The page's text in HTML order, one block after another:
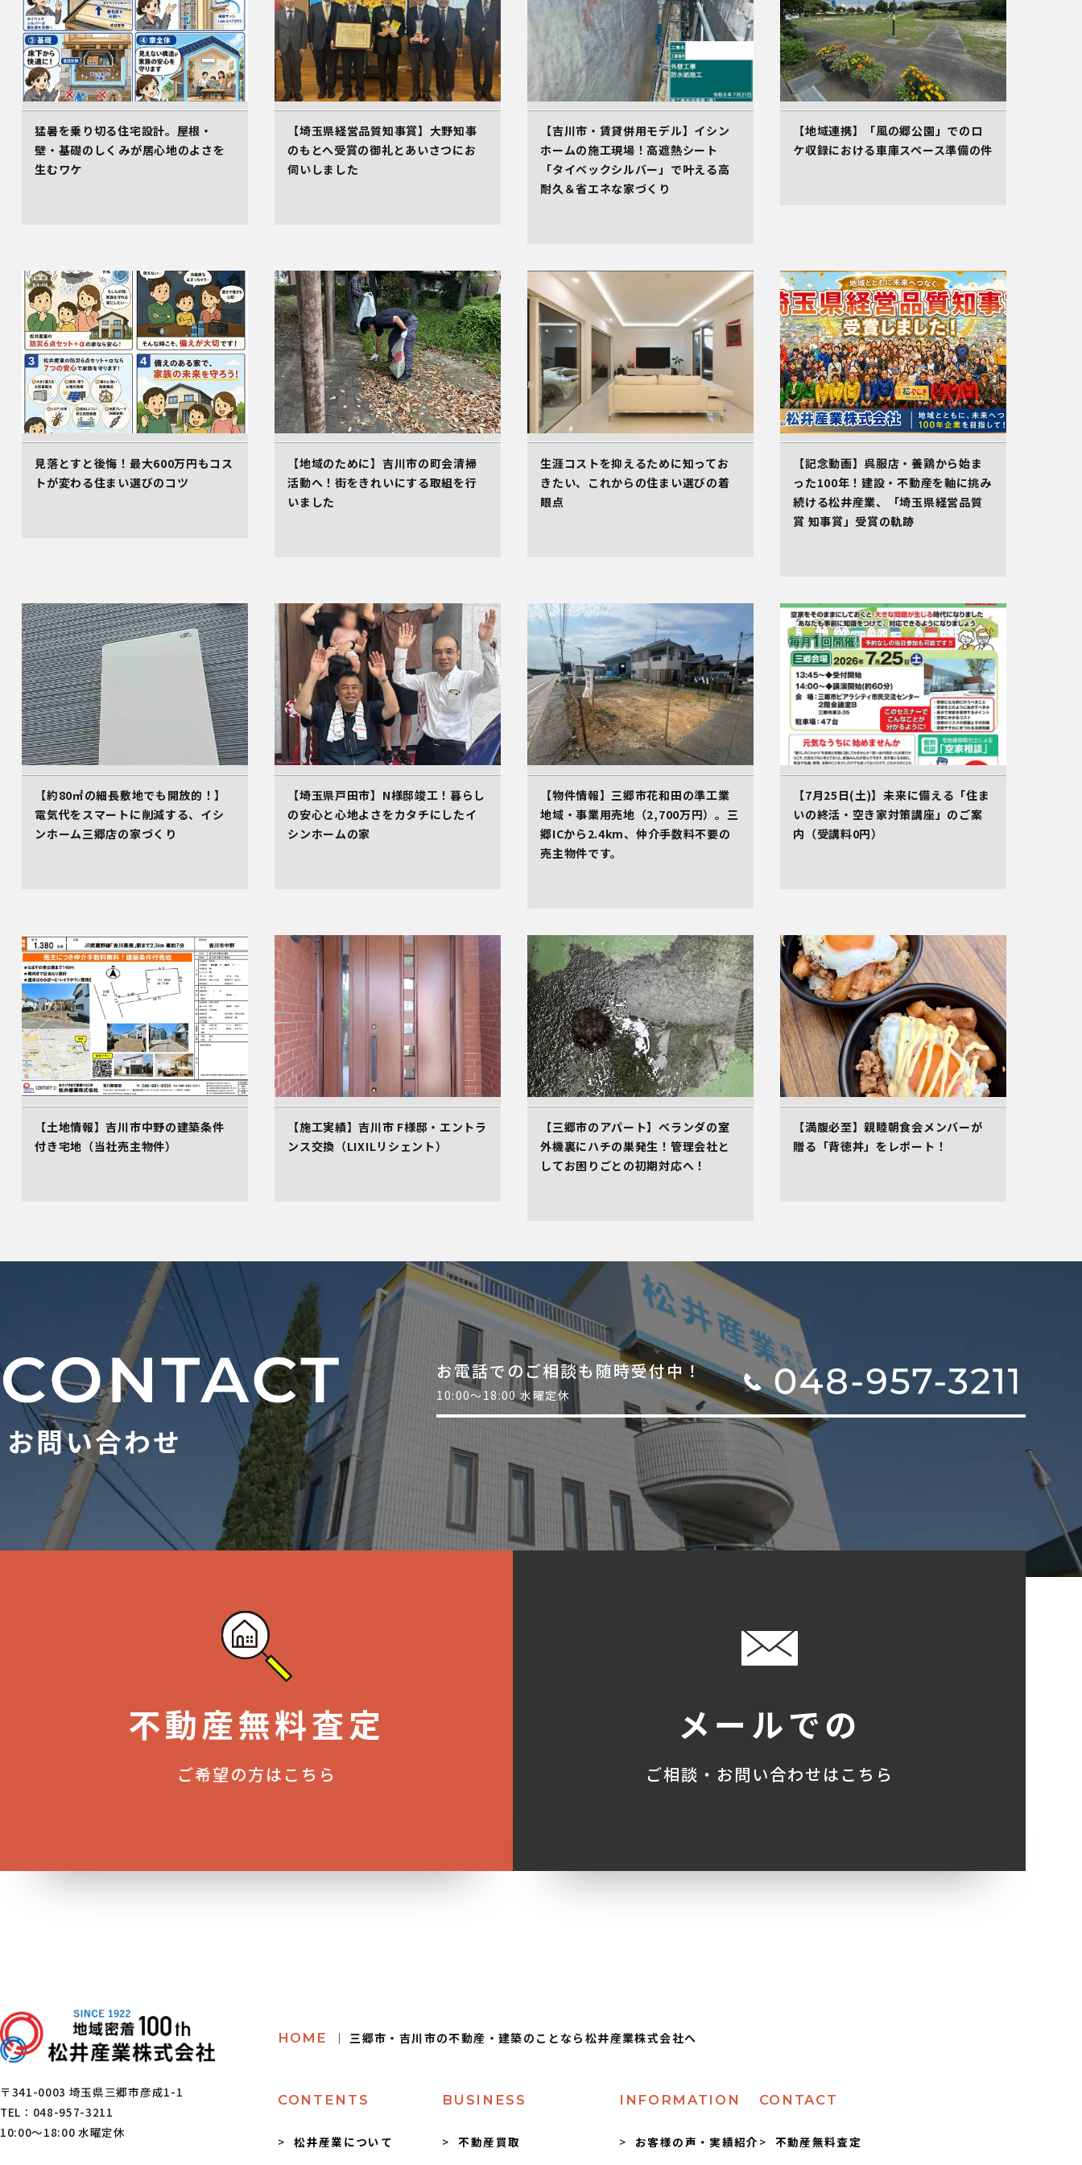
猛暑を乗り切る住宅設計。屋根・
壁・基礎のしくみが居心地のよさを
生むワケ
【埼玉県経営品質知事賞】大野知事
のもとへ受賞の御礼とあいさつにお
伺いしました
【吉川市・賃貸併用モデル】イシン
ホームの施工現場！高遮熱シート
「タイベックシルバー」で叶える高
耐久＆省エネな家づくり
【地域連携】「風の郷公園」でのロ
ケ収録における車庫スペース準備の件
見落とすと後悔！最大600万円もコス
トが変わる住まい選びのコツ
【地域のために】吉川市の町会清掃
活動へ！街をきれいにする取組を行
いました
生涯コストを抑えるために知ってお
きたい、これからの住まい選びの着
眼点
【記念動画】呉服店・養鶏から始ま
った100年！建設・不動産を軸に挑み
続ける松井産業、「埼玉県経営品質
賞 知事賞」受賞の軌跡
【約80㎡の細長敷地でも開放的！】
電気代をスマートに削減する、イシ
ンホーム三郷店の家づくり
【埼玉県戸田市】N様邸竣工！暮らし
の安心と心地よさをカタチにしたイ
シンホームの家
【物件情報】三郷市花和田の準工業
地域・事業用売地（2,700万円）。三
郷ICから2.4km、仲介手数料不要の
売主物件です。
【7月25日(土)】未来に備える「住ま
いの終活・空き家対策講座」のご案
内（受講料0円）
【土地情報】吉川市中野の建築条件
付き宅地（当社売主物件）
【施工実績】吉川市 F様邸・エントラ
ンス交換（LIXILリシェント）
【三郷市のアパート】ベランダの室
外機裏にハチの巣発生！管理会社と
してお困りごとの初期対応へ！
【満腹必至】親睦朝食会メンバーが
贈る「背徳丼」をレポート！
お問い合わせ
お電話でのご相談も随時受付中！
10:00～18:00 水曜定休
不動産無料査定
ご希望の方はこちら
メールでの
ご相談・お問い合わせはこちら
〒341-0003 埼玉県三郷市彦成1-1
TEL：048-957-3211
10:00～18:00 水曜定休
HOME │ 三郷市・吉川市の不動産・建築のことなら松井産業株式会社へ
CONTENTS
松井産業について
BUSINESS
不動産買取
INFORMATION
お客様の声・実績紹介
CONTACT
不動産無料査定